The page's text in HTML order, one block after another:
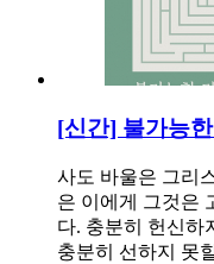
[신간] 불가능
사도 바울은 그리
은 이에게 그것은
다. 충분히 헌신하
충분히 선하지 못